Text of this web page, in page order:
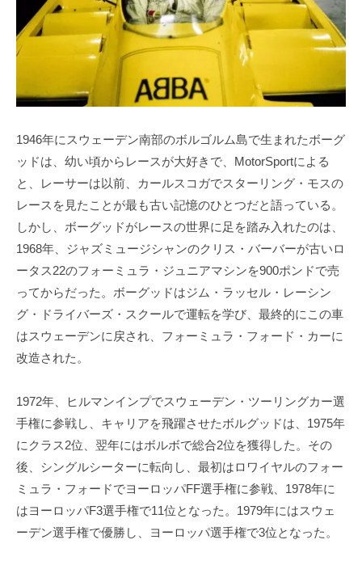
1946年にスウェーデン南部のボルゴルム島で生まれたボーグ
ッドは、幼い頃からレースが大好きで、MotorSportによる
と、レーサーは以前、カールスコガでスターリング・モスの
レースを見たことが最も古い記憶のひとつだと語っている。
しかし、ボーグッドがレースの世界に足を踏み入れたのは、
1968年、ジャズミュージシャンのクリス・バーバーが古いロ
ータス22のフォーミュラ・ジュニアマシンを900ポンドで売
ってからだった。ボーグッドはジム・ラッセル・レーシン
グ・ドライバーズ・スクールで運転を学び、最終的にこの車
はスウェーデンに戻され、フォーミュラ・フォード・カーに
改造された。
1972年、ヒルマンインプでスウェーデン・ツーリングカー選
手権に参戦し、キャリアを飛躍させたボルグッドは、1975年
にクラス2位、翌年にはボルボで総合2位を獲得した。その
後、シングルシーターに転向し、最初はロワイヤルのフォー
ミュラ・フォードでヨーロッパFF選手権に参戦、1978年に
はヨーロッパF3選手権で11位となった。1979年にはスウェ
ーデン選手権で優勝し、ヨーロッパ選手権で3位となった。